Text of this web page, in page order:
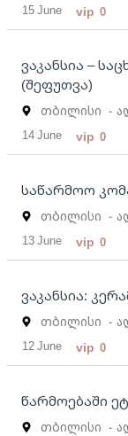
15 June vip 0
ვაკანსია –
(შეფუთვა)
თბილისი -
14 June vip 0
საწარმოო
თბილისი -
13 June vip 0
ვაკანსია:
თბილისი -
12 June vip 0
წარმოებაში
თბილისი -